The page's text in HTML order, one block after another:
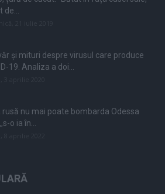
de...
și mituri despre virusul care produce
19. Analiza a doi...
rusă nu mai poate bombarda Odessa
o ia în...